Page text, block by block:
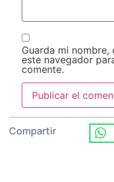
Guarda mi
este navegador
comente.
Compartir